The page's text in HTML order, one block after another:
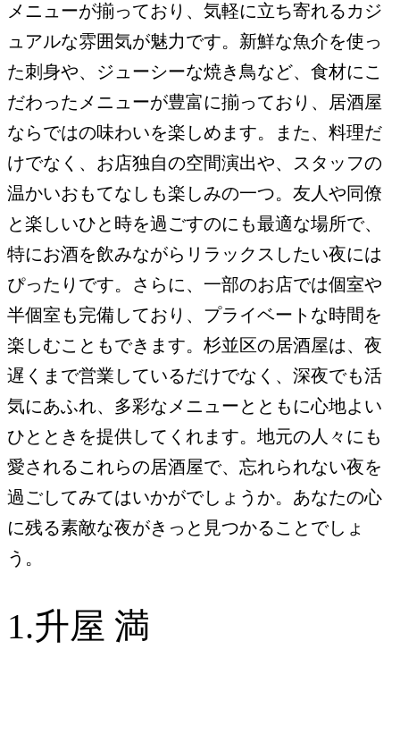
メニューが揃っており、気軽に立ち寄れるカジ
ュアルな雰囲気が魅力です。新鮮な魚介を使っ
た刺身や、ジューシーな焼き鳥など、食材にこ
だわったメニューが豊富に揃っており、居酒屋
ならではの味わいを楽しめます。また、料理だ
けでなく、お店独自の空間演出や、スタッフの
温かいおもてなしも楽しみの一つ。友人や同僚
と楽しいひと時を過ごすのにも最適な場所で、
特にお酒を飲みながらリラックスしたい夜には
ぴったりです。さらに、一部のお店では個室や
半個室も完備しており、プライベートな時間を
楽しむこともできます。杉並区の居酒屋は、夜
遅くまで営業しているだけでなく、深夜でも活
気にあふれ、多彩なメニューとともに心地よい
ひとときを提供してくれます。地元の人々にも
愛されるこれらの居酒屋で、忘れられない夜を
過ごしてみてはいかがでしょうか。あなたの心
に残る素敵な夜がきっと見つかることでしょ
う。
1.升屋 満